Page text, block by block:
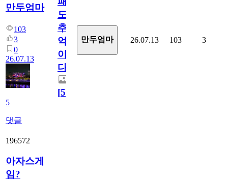
만두엄마
103
3
0
26.07.13
5
댓글
도
추
억
이
다.
[5]
만두엄마 26.07.13 103 3
196572
아자스게
임?